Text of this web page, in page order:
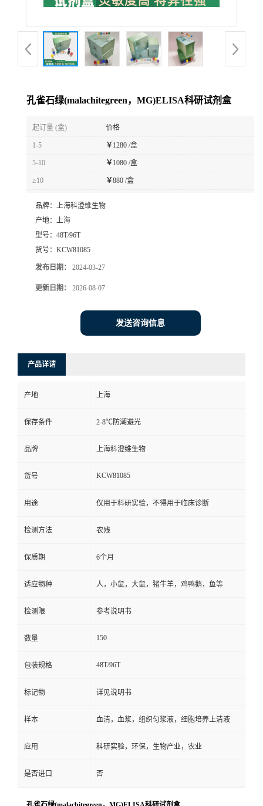
孔雀石绿(malachitegreen，MG)ELISA科研试剂盒
起订量 (盒) 价格
1-5 ￥1280 /盒
5-10 ￥1080 /盒
≥10 ￥880 /盒
品牌：
上海科澄维生物
产地：
上海
型号： 48T/96T
货号： KCW81085
发布日期： 2024-03-27
更新日期： 2026-08-07
发送咨询信息
产品详请
产地 上海
保存条件 2-8℃防潮避光
品牌 上海科澄维生物
货号 KCW81085
用途 仅用于科研实验，不得用于临床诊断
检测方法 农残
保质期 6个月
适应物种 人，小鼠，大鼠，猪牛羊，鸡鸭鹅，鱼等
检测限 参考说明书
数量 150
包装规格 48T/96T
标记物 详见说明书
样本 血清，血浆，组织匀浆液，细胞培养上清液
应用 科研实验，环保，生物产业，农业
是否进口 否